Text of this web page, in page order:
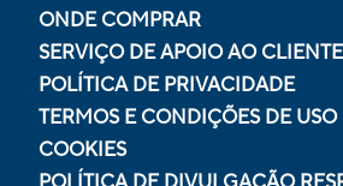
ONDE COMPRAR
SERVIÇO DE APOIO AO CLIENTE
POLÍTICA DE PRIVACIDADE
TERMOS E CONDIÇÕES DE USO
COOKIES